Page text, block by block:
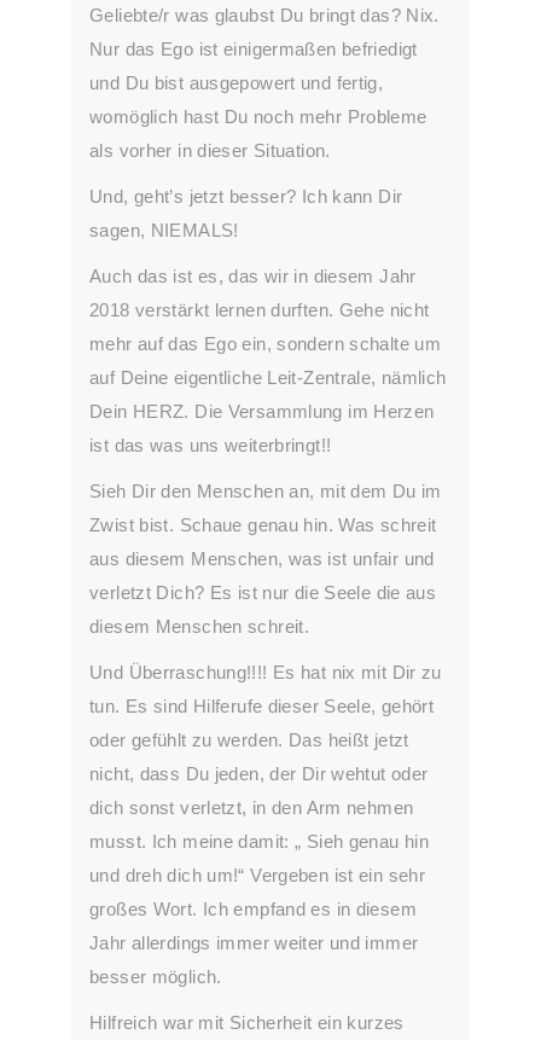
Geliebte/r was glaubst Du bringt das? Nix.
Nur das Ego ist einigermaßen befriedigt
und Du bist ausgepowert und fertig,
womöglich hast Du noch mehr Probleme
als vorher in dieser Situation.
Und, geht’s jetzt besser? Ich kann Dir
sagen, NIEMALS!
Auch das ist es, das wir in diesem Jahr
2018 verstärkt lernen durften. Gehe nicht
mehr auf das Ego ein, sondern schalte um
auf Deine eigentliche Leit-Zentrale, nämlich
Dein HERZ. Die Versammlung im Herzen
ist das was uns weiterbringt!!
Sieh Dir den Menschen an, mit dem Du im
Zwist bist. Schaue genau hin. Was schreit
aus diesem Menschen, was ist unfair und
verletzt Dich? Es ist nur die Seele die aus
diesem Menschen schreit.
Und Überraschung!!!! Es hat nix mit Dir zu
tun. Es sind Hilferufe dieser Seele, gehört
oder gefühlt zu werden. Das heißt jetzt
nicht, dass Du jeden, der Dir wehtut oder
dich sonst verletzt, in den Arm nehmen
musst. Ich meine damit: „ Sieh genau hin
und dreh dich um!“ Vergeben ist ein sehr
großes Wort. Ich empfand es in diesem
Jahr allerdings immer weiter und immer
besser möglich.
Hilfreich war mit Sicherheit ein kurzes